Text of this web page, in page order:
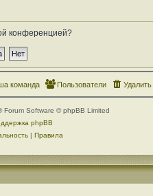
конференцией?
Пользователи
команда
Forum Software © phpBB Limited
phpBB
| Правила